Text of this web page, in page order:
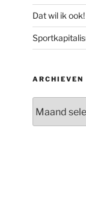
Dat wil ik ook!
ARCHIEVEN